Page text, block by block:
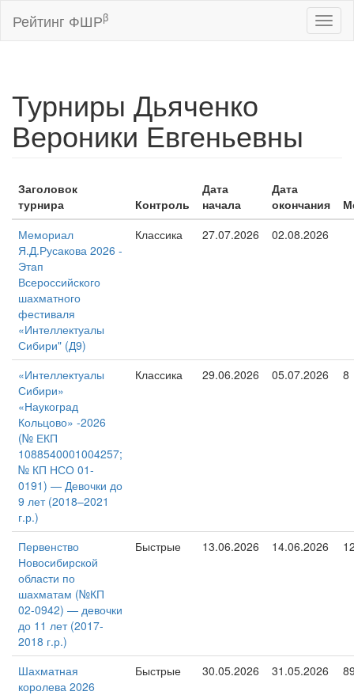
Рейтинг ФШРβ
Турниры Дьяченко
Вероники Евгеньевны
Заголовок
турнира
Контроль
Дата
начала
Дата
окончания
Мемориал
Я.Д.Русакова 2026 -
Этап
Всероссийского
шахматного
фестиваля
«Интеллектуалы
Сибири" (Д9)
Классика 27.07.2026 02.08.2026
«Интеллектуалы
Сибири»
«Наукоград
Кольцово» -2026
(№ ЕКП
1088540001004257;
№ КП НСО 01-
0191) — Девочки до
9 лет (2018–2021
г.р.)
Классика 29.06.2026 05.07.2026 8
Первенство
Новосибирской
области по
шахматам (№КП
02-0942) — девочки
до 11 лет (2017-
2018 г.р.)
Быстрые 13.06.2026 14.06.2026
Шахматная
королева 2026
Быстрые 30.05.2026 31.05.2026